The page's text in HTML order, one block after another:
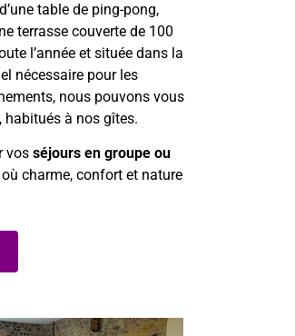
table de ping-pong,
terrasse couverte de 100
l’année et située dans la
nécessaire pour les
nous pouvons vous
habitués à nos gîtes.
vos séjours en groupe ou
charme, confort et nature